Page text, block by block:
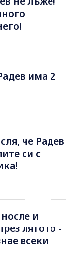
има 2
че Радев
си с
и
лятотo -
всеки